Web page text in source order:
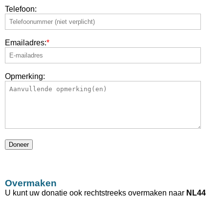
Telefoon:
Emailadres:*
Opmerking:
Overmaken
U kunt uw donatie ook rechtstreeks overmaken naar NL44